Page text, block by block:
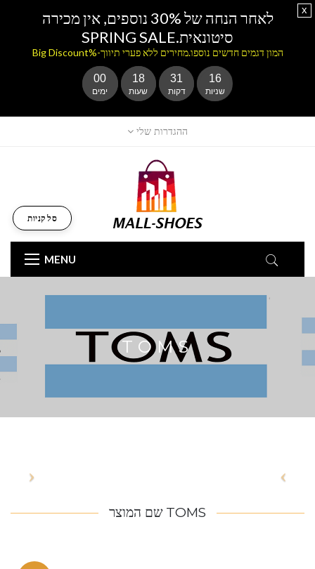
ההגדרות שלי
MENU
סל קניות
TOMS
TOMS שם המוצר
לאחר הנחה של 30% נוספים, אין מכירה
סיטונאית.SPRING SALE
המון דגמים חדשים נוספו.מחירים ללא פערי תיווך-%Big Discount
00
ימים
18
שעות
31
דקות
15
שניות
x